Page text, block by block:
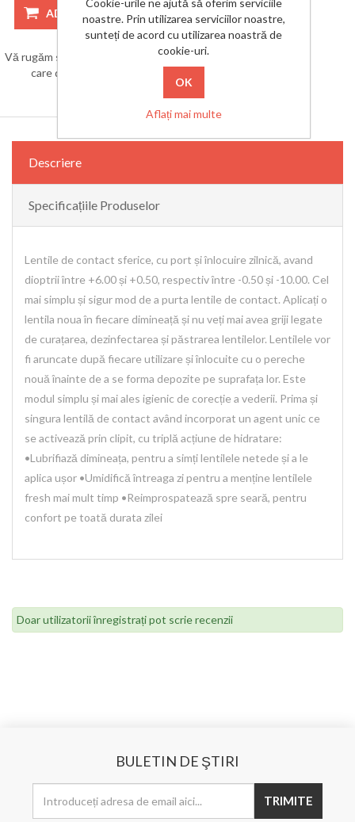
ADAUGĂ ÎN COȘ
Vă rugăm să selectați adresa la
care doriți să livrați
Descriere
Specificațiile Produselor
Lentile de contact sferice, cu port și înlocuire zilnică, avand
dioptrii între +6.00 și +0.50, respectiv între -0.50 și -10.00. Cel
mai simplu și sigur mod de a purta lentile de contact. Aplicați o
lentila noua în fiecare dimineață și nu veți mai avea griji legate
de curațarea, dezinfectarea și păstrarea lentilelor. Lentilele vor
fi aruncate după fiecare utilizare și înlocuite cu o pereche
nouă înainte de a se forma depozite pe suprafața lor. Este
modul simplu și mai ales igienic de corecție a vederii. Prima și
singura lentilă de contact având incorporat un agent unic ce
se activează prin clipit, cu triplă acțiune de hidratare:
•Lubrifiază dimineața, pentru a simți lentilele netede și a le
aplica ușor •Umidifică întreaga zi pentru a menține lentilele
fresh mai mult timp •Reimprospatează spre seară, pentru
confort pe toată durata zilei
Doar utilizatorii înregistrați pot scrie recenzii
BULETIN DE ŞTIRI
TRIMITE
noastre. Prin utilizarea serviciilor noastre,
sunteți de acord cu utilizarea noastră de
cookie-uri.
Aflați mai multe